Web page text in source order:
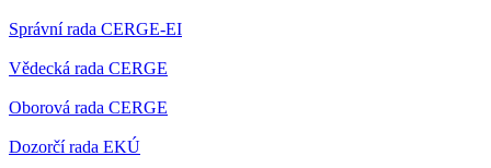
Správní rada CERGE-EI
Vědecká rada CERGE
Oborová rada CERGE
Dozorčí rada EKÚ